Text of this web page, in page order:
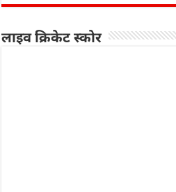
लाइव क्रिकेट स्कोर